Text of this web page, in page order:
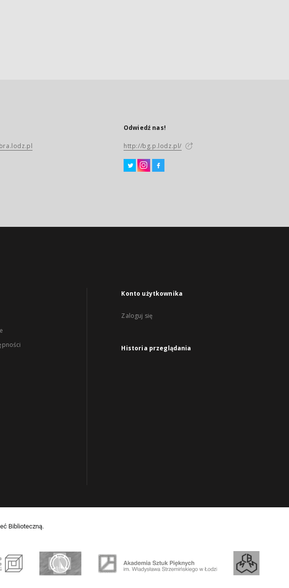
Odwiedź nas!
http://bg.p.lodz.pl/
Konto użytkownika
Zaloguj się
Historia przeglądania
Biblioteczną.